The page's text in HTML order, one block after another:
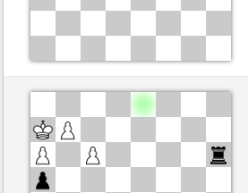
Wit
Tobi1969 (1317) (-2)
senzienti (1275) (+2)
Speelduur: 3 minutes/side + 3 seconds/
Partij telt mee voor de ranglijst